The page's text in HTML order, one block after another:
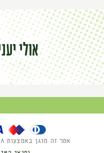
אולי
אתר זה מוגן באמצעות reCAPTCHA,